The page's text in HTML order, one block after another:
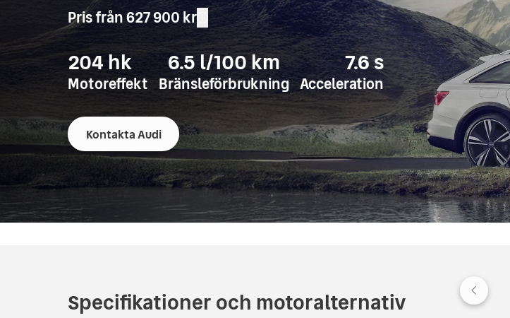
Pris från627 900 kr
204hk
Motoreffekt
6.5l/100 km
Bränsleförbrukning
7.6s
Acceleration
Kontakta Audi
Specifikationer och motoralternativ